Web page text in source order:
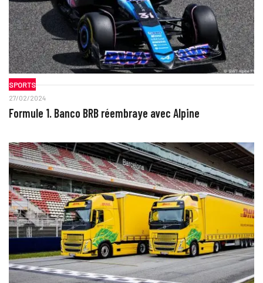
SPORTS
27/02/2024
Formule 1. Banco BRB réembraye avec Alpine